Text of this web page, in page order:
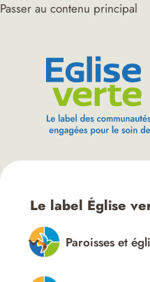
Passer au contenu principal
Le label Église
Paroisses et